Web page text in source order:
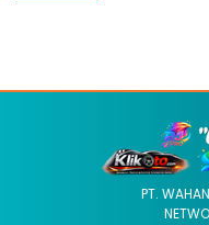
PT.